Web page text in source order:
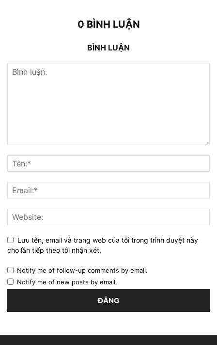
0 BÌNH LUẬN
BÌNH LUẬN
Lưu tên, email và trang web của tôi trong trình duyệt này
cho lần tiếp theo tôi nhận xét.
Notify me of follow-up comments by email.
Notify me of new posts by email.